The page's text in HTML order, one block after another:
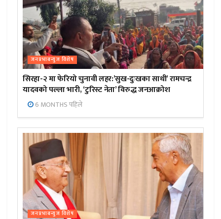
जनप्रभाबन्युज विशेष
सिरहा-२ मा फेरियो चुनावी लहर:’सुख-दुःखका साथी’ रामचन्द्र
यादवको पल्ला भारी, ‘टुरिस्ट नेता’ विरुद्ध जनआक्रोश
6 MONTHS पहिले
जनप्रभाबन्युज विशेष